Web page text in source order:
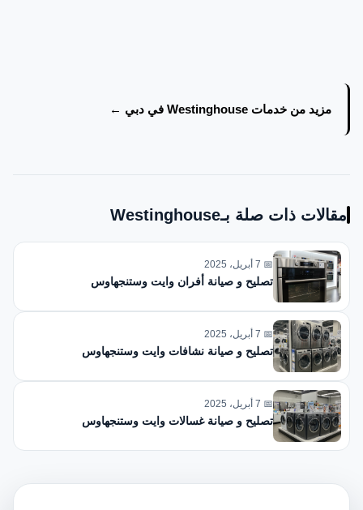
مزيد من خدمات Westinghouse في دبي ←
مقالات ذات صلة بـWestinghouse
📅 7 أبريل، 2025
تصليح و صيانة أفران وايت وستنجهاوس
📅 7 أبريل، 2025
تصليح و صيانة نشافات وايت وستنجهاوس
📅 7 أبريل، 2025
تصليح و صيانة غسالات وايت وستنجهاوس